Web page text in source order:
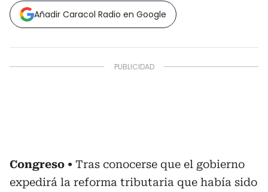
Añadir Caracol Radio en Google
Congreso
Tras conocerse que el gobierno
expedirá la reforma tributaria que había sido